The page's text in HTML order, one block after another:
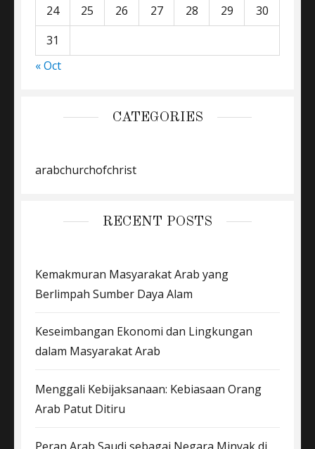
24
25 26 27 28 29
30
31
« Oct
CATEGORIES
arabchurchofchrist
RECENT POSTS
Kemakmuran Masyarakat Arab yang
Berlimpah Sumber Daya Alam
Keseimbangan Ekonomi dan Lingkungan
dalam Masyarakat Arab
Menggali Kebijaksanaan: Kebiasaan Orang
Arab Patut Ditiru